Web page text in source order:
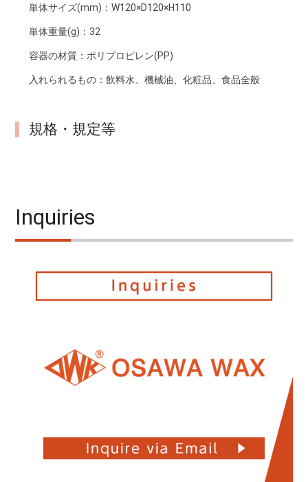
単体サイズ(mm)：W120×D120×H110
単体重量(g)： 32
容器の材質：ポリプロピレン(PP)
入れられるもの：飲料水、機械油、化粧品、食品全般
規格・規定等
Inquiries